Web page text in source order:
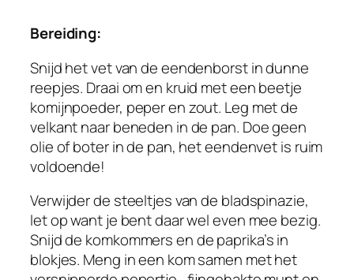
Bereiding:
Snijd het vet van de eendenborst in dunne
reepjes. Draai om en kruid met een beetje
komijnpoeder, peper en zout. Leg met de
velkant naar beneden in de pan. Doe geen
olie of boter in de pan, het eendenvet is ruim
voldoende!
Verwijder de steeltjes van de bladspinazie,
let op want je bent daar wel even mee bezig.
Snijd de komkommers en de paprika’s in
blokjes. Meng in een kom samen met het